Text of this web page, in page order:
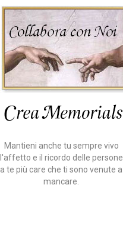
Mantieni anche tu sempre vivo
l'affetto e il ricordo delle persone
a te più care che ti sono venute a
mancare.